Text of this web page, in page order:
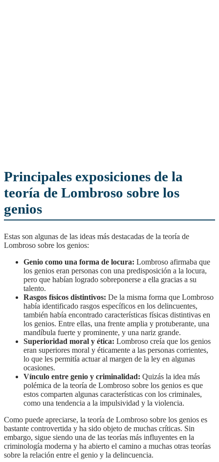
Principales exposiciones de la
teoría de Lombroso sobre los
genios
Estas son algunas de las ideas más destacadas de la teoría de
Lombroso sobre los genios:
Genio como una forma de locura: Lombroso afirmaba que
los genios eran personas con una predisposición a la locura,
pero que habían logrado sobreponerse a ella gracias a su
talento.
Rasgos físicos distintivos: De la misma forma que Lombroso
había identificado rasgos específicos en los delincuentes,
también había encontrado características físicas distintivas en
los genios. Entre ellas, una frente amplia y protuberante, una
mandíbula fuerte y prominente, y una nariz grande.
Superioridad moral y ética: Lombroso creía que los genios
eran superiores moral y éticamente a las personas corrientes,
lo que les permitía actuar al margen de la ley en algunas
ocasiones.
Vínculo entre genio y criminalidad: Quizás la idea más
polémica de la teoría de Lombroso sobre los genios es que
estos comparten algunas características con los criminales,
como una tendencia a la impulsividad y la violencia.
Como puede apreciarse, la teoría de Lombroso sobre los genios es
bastante controvertida y ha sido objeto de muchas críticas. Sin
embargo, sigue siendo una de las teorías más influyentes en la
criminología moderna y ha abierto el camino a muchas otras teorías
sobre la relación entre el genio y la delincuencia.